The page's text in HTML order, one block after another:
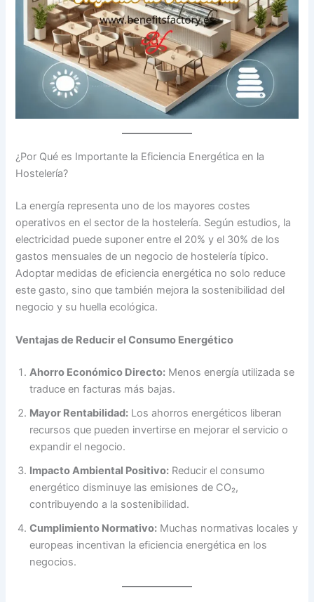
¿Por Qué es Importante la Eficiencia Energética en la
Hostelería?
La energía representa uno de los mayores costes
operativos en el sector de la hostelería. Según estudios, la
electricidad puede suponer entre el 20% y el 30% de los
gastos mensuales de un negocio de hostelería típico.
Adoptar medidas de eficiencia energética no solo reduce
este gasto, sino que también mejora la sostenibilidad del
negocio y su huella ecológica.
Ventajas de Reducir el Consumo Energético
Ahorro Económico Directo: Menos energía utilizada se
traduce en facturas más bajas.
Mayor Rentabilidad: Los ahorros energéticos liberan
recursos que pueden invertirse en mejorar el servicio o
expandir el negocio.
Impacto Ambiental Positivo: Reducir el consumo
energético disminuye las emisiones de CO₂,
contribuyendo a la sostenibilidad.
Cumplimiento Normativo: Muchas normativas locales y
europeas incentivan la eficiencia energética en los
negocios.